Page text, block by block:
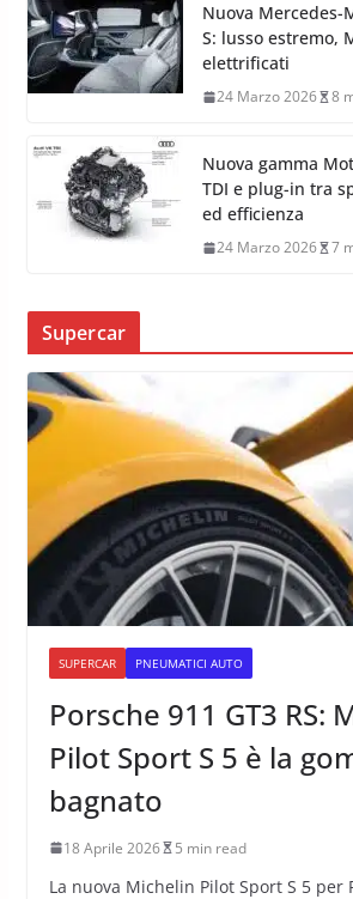
Nuova Mercedes-
S: lusso estremo,
elettrificati
24 Marzo 2026 8
Nuova gamma
TDI e plug-in tra
ed efficienza
24 Marzo 2026 7
Supercar
SUPERCAR PNEUMATICI AUTO
Porsche 911 GT3 RS:
Pilot Sport S 5 è la
bagnato
18 Aprile 2026 5 min read
La nuova Michelin Pilot Sport S 5 per